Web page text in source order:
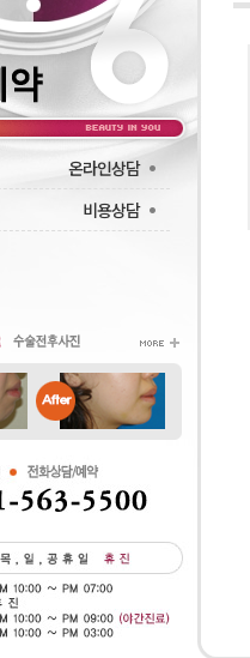
온라인상담 ·
비용상담 ·